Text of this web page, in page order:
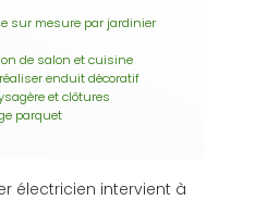
sur mesure par jardinier
de salon et cuisine
enduit décoratif
et clôtures
parquet
électricien intervient à